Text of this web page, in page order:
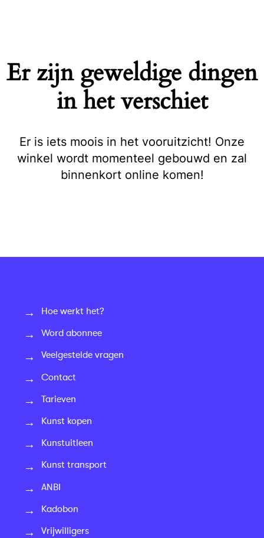
Er zijn geweldige dingen
in het verschiet
Er is iets moois in het vooruitzicht! Onze
winkel wordt momenteel gebouwd en zal
binnenkort online komen!
Hoe werkt het?
Word abonnee
Veelgestelde vragen
Contact
Tarieven
Kunst kopen
Kunstuitleen
Kunst transport
ANBI
Kadobon
Vrijwilligers